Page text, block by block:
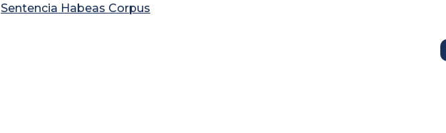
Sentencia Habeas Corpus